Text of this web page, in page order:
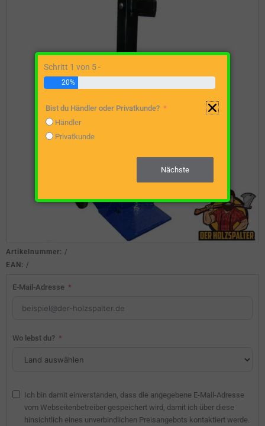
Artikelnummer: /
EAN: /
E-Mail-Adresse
Wo lebst du?
Ich bin damit einverstanden, dass die angegebene E-Mail-Adresse
vom Webseitenbetreiber gespeichert wird, damit ich über diese
hinsichtlich eines unverbindlichen Preisangebots kontaktiert werde.
Schritt 1 von 5 -
20%
Bist du Händler oder Privatkunde?
Händler
Privatkunde
Nächste